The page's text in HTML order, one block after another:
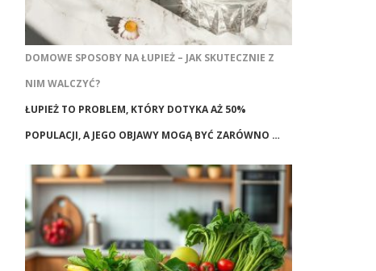
DOMOWE SPOSOBY NA ŁUPIEŻ – JAK SKUTECZNIE Z
NIM WALCZYĆ?
ŁUPIEŻ TO PROBLEM, KTÓRY DOTYKA AŻ 50%
POPULACJI, A JEGO OBJAWY MOGĄ BYĆ ZARÓWNO …